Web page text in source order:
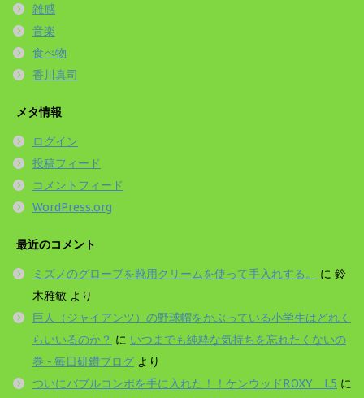
雑感
音楽
食べ物
香川真司
メタ情報
ログイン
投稿フィード
コメントフィード
WordPress.org
最近のコメント
ミズノのグローブを靴用クリームを使って手入れする。
に 鈴
木雅敏 より
巨人（ジャイアンツ）の野球帽をかぶっている小学生はどれく
らいいるのか？ に いつまでも純粋な気持ちを忘れたくないの
巻 - 毎日研鑽ブログ より
ついにバブルコンポを手に入れた！！ケンウッドROXY L5 に